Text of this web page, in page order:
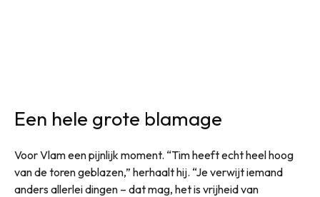
Een hele grote blamage
Voor Vlam een pijnlijk moment. “Tim heeft echt heel hoog
van de toren geblazen,” herhaalt hij. “Je verwijt iemand
anders allerlei dingen – dat mag, het is vrijheid van